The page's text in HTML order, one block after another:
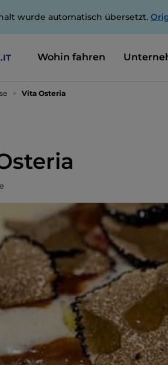
wurde automatisch übersetzt.
Wohin fahren
Vita Osteria